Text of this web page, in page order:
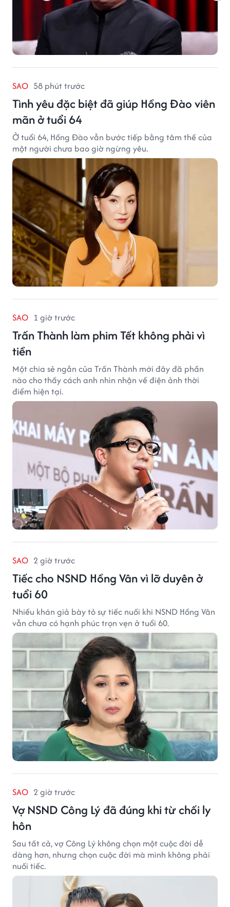
SAO 58 phút trước
Tình yêu đặc biệt đã giúp Hồng Đào viên
mãn ở tuổi 64
Ở tuổi 64, Hồng Đào vẫn bước tiếp bằng tâm thế của
một người chưa bao giờ ngừng yêu.
SAO 1 giờ trước
Trấn Thành làm phim Tết không phải vì
tiền
Một chia sẻ ngắn của Trấn Thành mới đây đã phần
nào cho thấy cách anh nhìn nhận về điện ảnh thời
điểm hiện tại.
SAO 2 giờ trước
Tiếc cho NSND Hồng Vân vì lỡ duyên ở
tuổi 60
Nhiều khán giả bày tỏ sự tiếc nuối khi NSND Hồng Vân
vẫn chưa có hạnh phúc trọn vẹn ở tuổi 60.
SAO 2 giờ trước
Vợ NSND Công Lý đã đúng khi từ chối ly
hôn
Sau tất cả, vợ Công Lý không chọn một cuộc đời dễ
dàng hơn, nhưng chọn cuộc đời mà mình không phải
nuối tiếc.